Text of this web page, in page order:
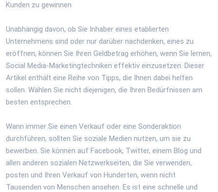
Kunden zu gewinnen
Unabhängig davon, ob Sie Inhaber eines etablierten
Unternehmens sind oder nur darüber nachdenken, eines zu
eröffnen, können Sie Ihren Geldbetrag erhöhen, wenn Sie lernen,
Social Media-Marketingtechniken effektiv einzusetzen. Dieser
Artikel enthält eine Reihe von Tipps, die Ihnen dabei helfen
sollen. Wählen Sie nicht diejenigen, die Ihren Bedürfnissen am
besten entsprechen.
Wann immer Sie einen Verkauf oder eine Sonderaktion
durchführen, sollten Sie soziale Medien nutzen, um sie zu
bewerben. Sie können auf Facebook, Twitter, einem Blog und
allen anderen sozialen Netzwerkseiten, die Sie verwenden,
posten und Ihren Verkauf von Hunderten, wenn nicht
Tausenden von Menschen ansehen. Es ist eine schnelle und